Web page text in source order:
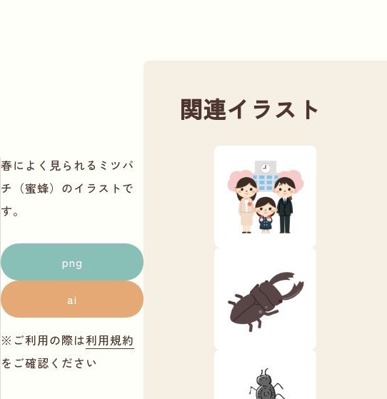
春によく見られるミツバ
チ（蜜蜂）のイラストで
す。
png
ai
※ご利用の際は利用規約
をご確認ください
関連イラスト